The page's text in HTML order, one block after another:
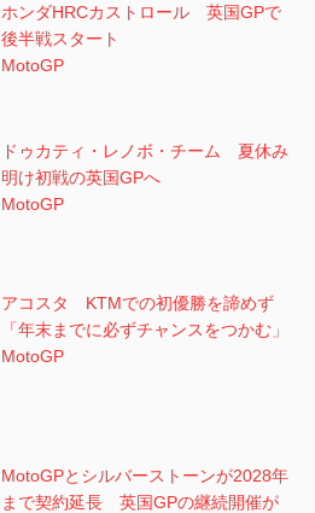
ホンダHRCカストロール 英国GPで
後半戦スタート
MotoGP
ドゥカティ・レノボ・チーム 夏休み
明け初戦の英国GPへ
MotoGP
アコスタ KTMでの初優勝を諦めず
「年末までに必ずチャンスをつかむ」
MotoGP
MotoGPとシルバーストーンが2028年
まで契約延長 英国GPの継続開催が